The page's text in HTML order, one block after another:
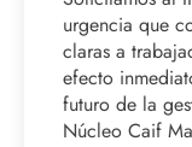
urgencia que
claras a
efecto
futuro de la
Núcleo Caif